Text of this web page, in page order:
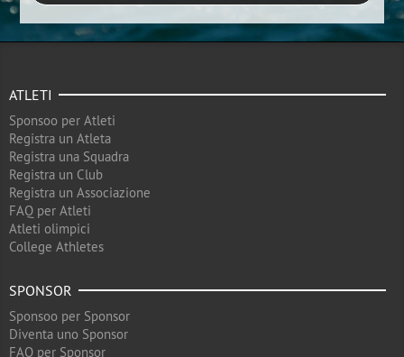
ATLETI
Sponsoo per Atleti
Registra un Atleta
Registra una Squadra
Registra un Club
Registra un Associazione
FAQ per Atleti
Atleti olimpici
College Athletes
SPONSOR
Sponsoo per Sponsor
Diventa uno Sponsor
FAQ per Sponsor